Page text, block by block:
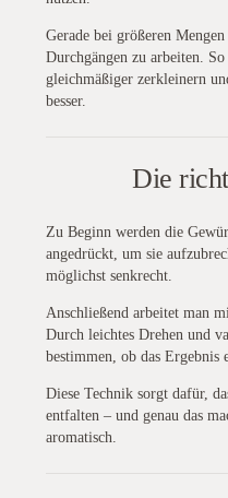
Gerade bei größeren
Durchgängen zu arbeiten.
gleichmäßiger zerkleinern
besser.
Die
Zu Beginn werden die
angedrückt, um sie
möglichst senkrecht.
Anschließend arbeitet man
Durch leichtes Drehen und
bestimmen, ob das
Diese Technik sorgt dafür,
entfalten – und genau das
aromatisch.